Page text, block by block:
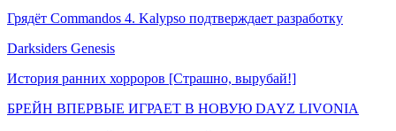
Грядёт Commandos 4. Kalypso подтверждает разработку
Darksiders Genesis
История ранних хорроров [Страшно, вырубай!]
БРЕЙН ВПЕРВЫЕ ИГРАЕТ В НОВУЮ DAYZ LIVONIA